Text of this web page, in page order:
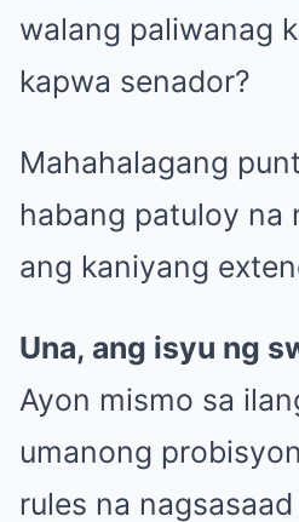
walang paliwanag
kapwa senador?
Mahahalagang
habang patuloy na
ang kaniyang
Una, ang isyu ng
Ayon mismo sa
umanong
rules na